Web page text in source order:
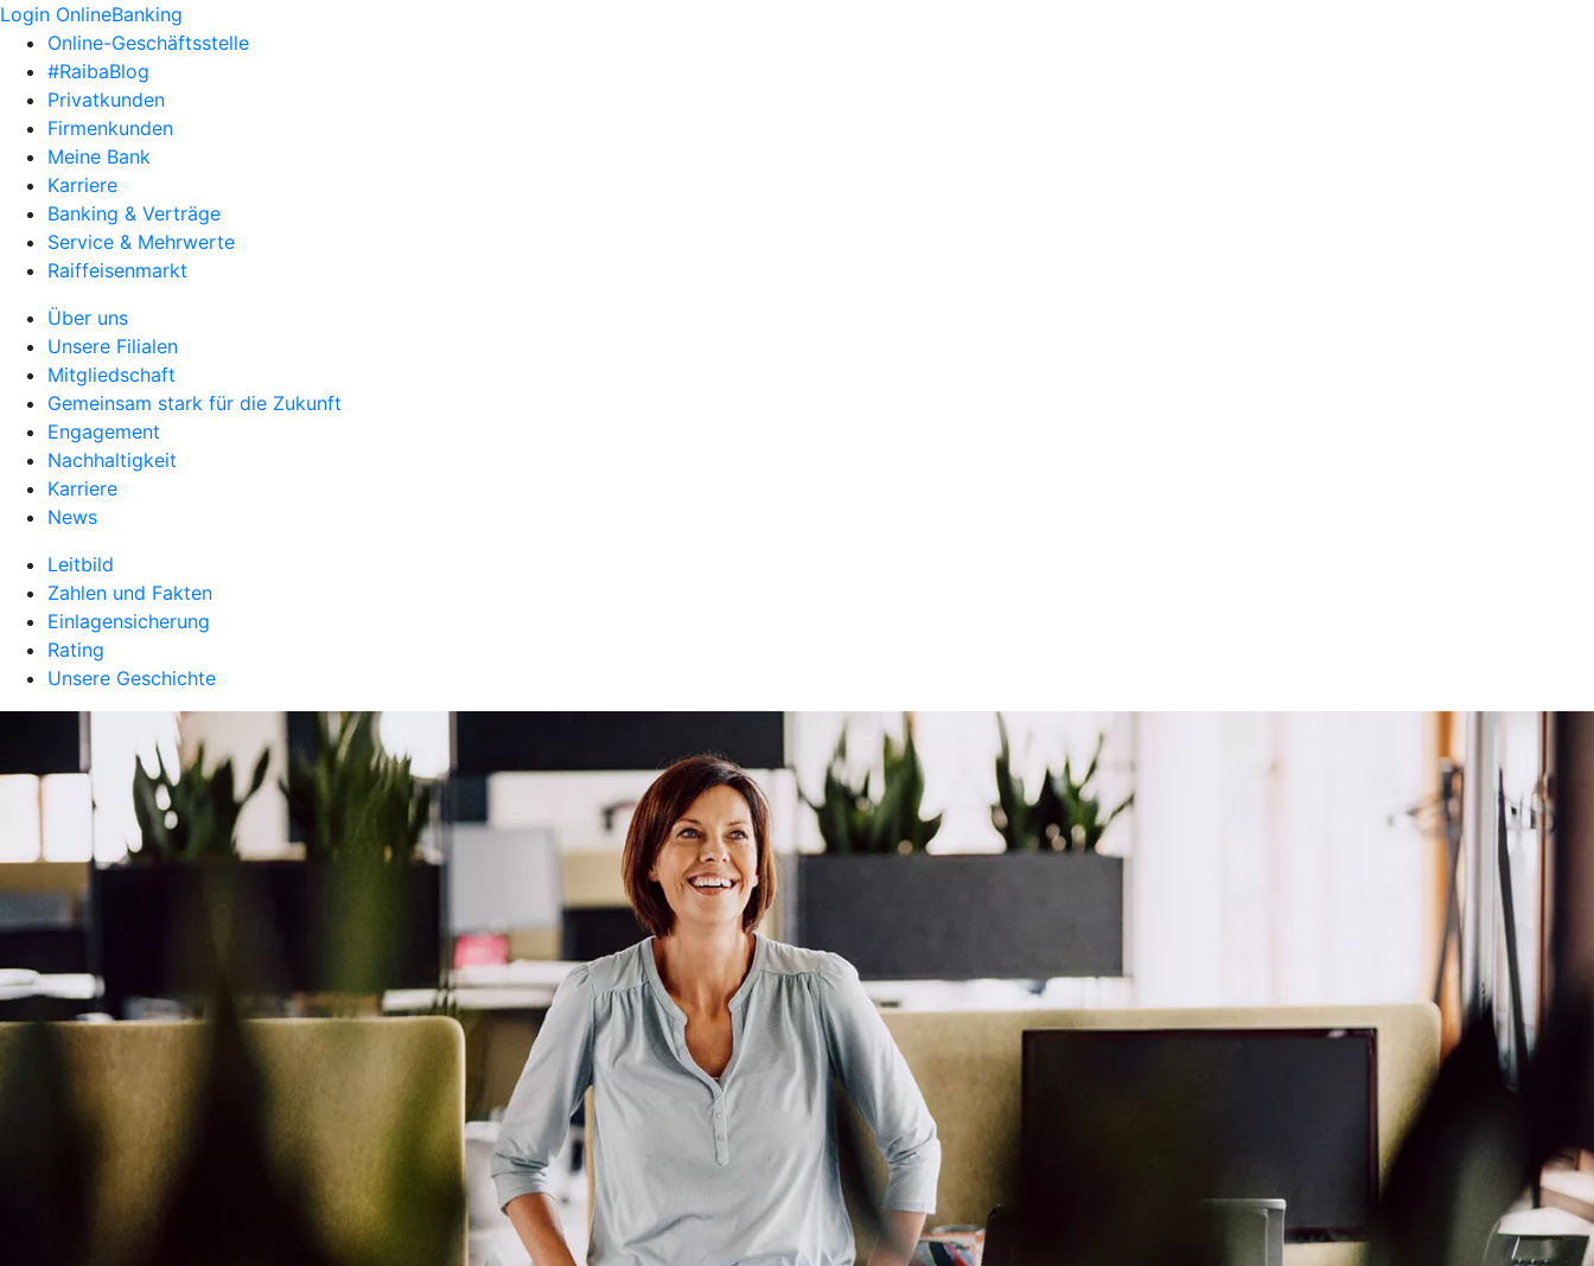
Login OnlineBanking
Online-Geschäftsstelle
#RaibaBlog
Privatkunden
Firmenkunden
Meine Bank
Karriere
Banking & Verträge
Service & Mehrwerte
Raiffeisenmarkt
Über uns
Unsere Filialen
Mitgliedschaft
Gemeinsam stark für die Zukunft
Engagement
Nachhaltigkeit
Karriere
News
Leitbild
Zahlen und Fakten
Einlagensicherung
Rating
Unsere Geschichte